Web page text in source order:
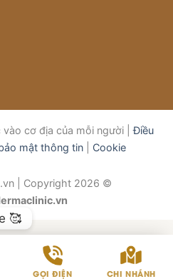
vào cơ địa của mỗi người |Điều
mật thông tin| Cookie
| Copyright 2026 ©
GỌI ĐIỆN CHI NHÁNH
🥰